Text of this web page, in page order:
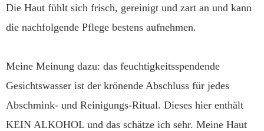
Die Haut fühlt sich frisch, gereinigt und zart an und kann
die nachfolgende Pflege bestens aufnehmen.
Meine Meinung dazu: das feuchtigkeitsspendende
Gesichtswasser ist der krönende Abschluss für jedes
Abschmink- und Reinigungs-Ritual. Dieses hier enthält
KEIN ALKOHOL und das schätze ich sehr. Meine Haut